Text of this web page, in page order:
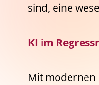
sind, eine
KI im
Mit modernen